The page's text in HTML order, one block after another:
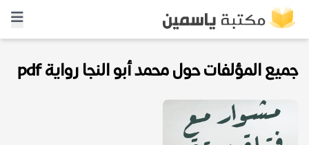
جميع المؤلفات حول محمد أبو النجا رواية pdf